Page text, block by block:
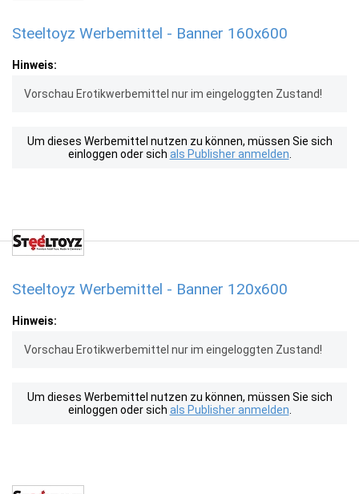
Steeltoyz Werbemittel - Banner 160x600
Hinweis:
Vorschau Erotikwerbemittel nur im eingeloggten Zustand!
Um dieses Werbemittel nutzen zu können, müssen Sie sich
einloggen oder sich als Publisher anmelden
Steeltoyz Werbemittel - Banner 120x600
Hinweis:
Vorschau Erotikwerbemittel nur im eingeloggten Zustand!
Um dieses Werbemittel nutzen zu können, müssen Sie sich
einloggen oder sich als Publisher anmelden